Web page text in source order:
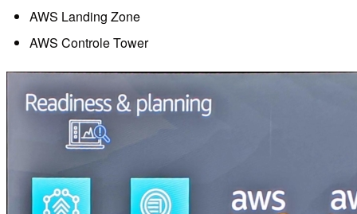
AWS Landing Zone
AWS Controle Tower